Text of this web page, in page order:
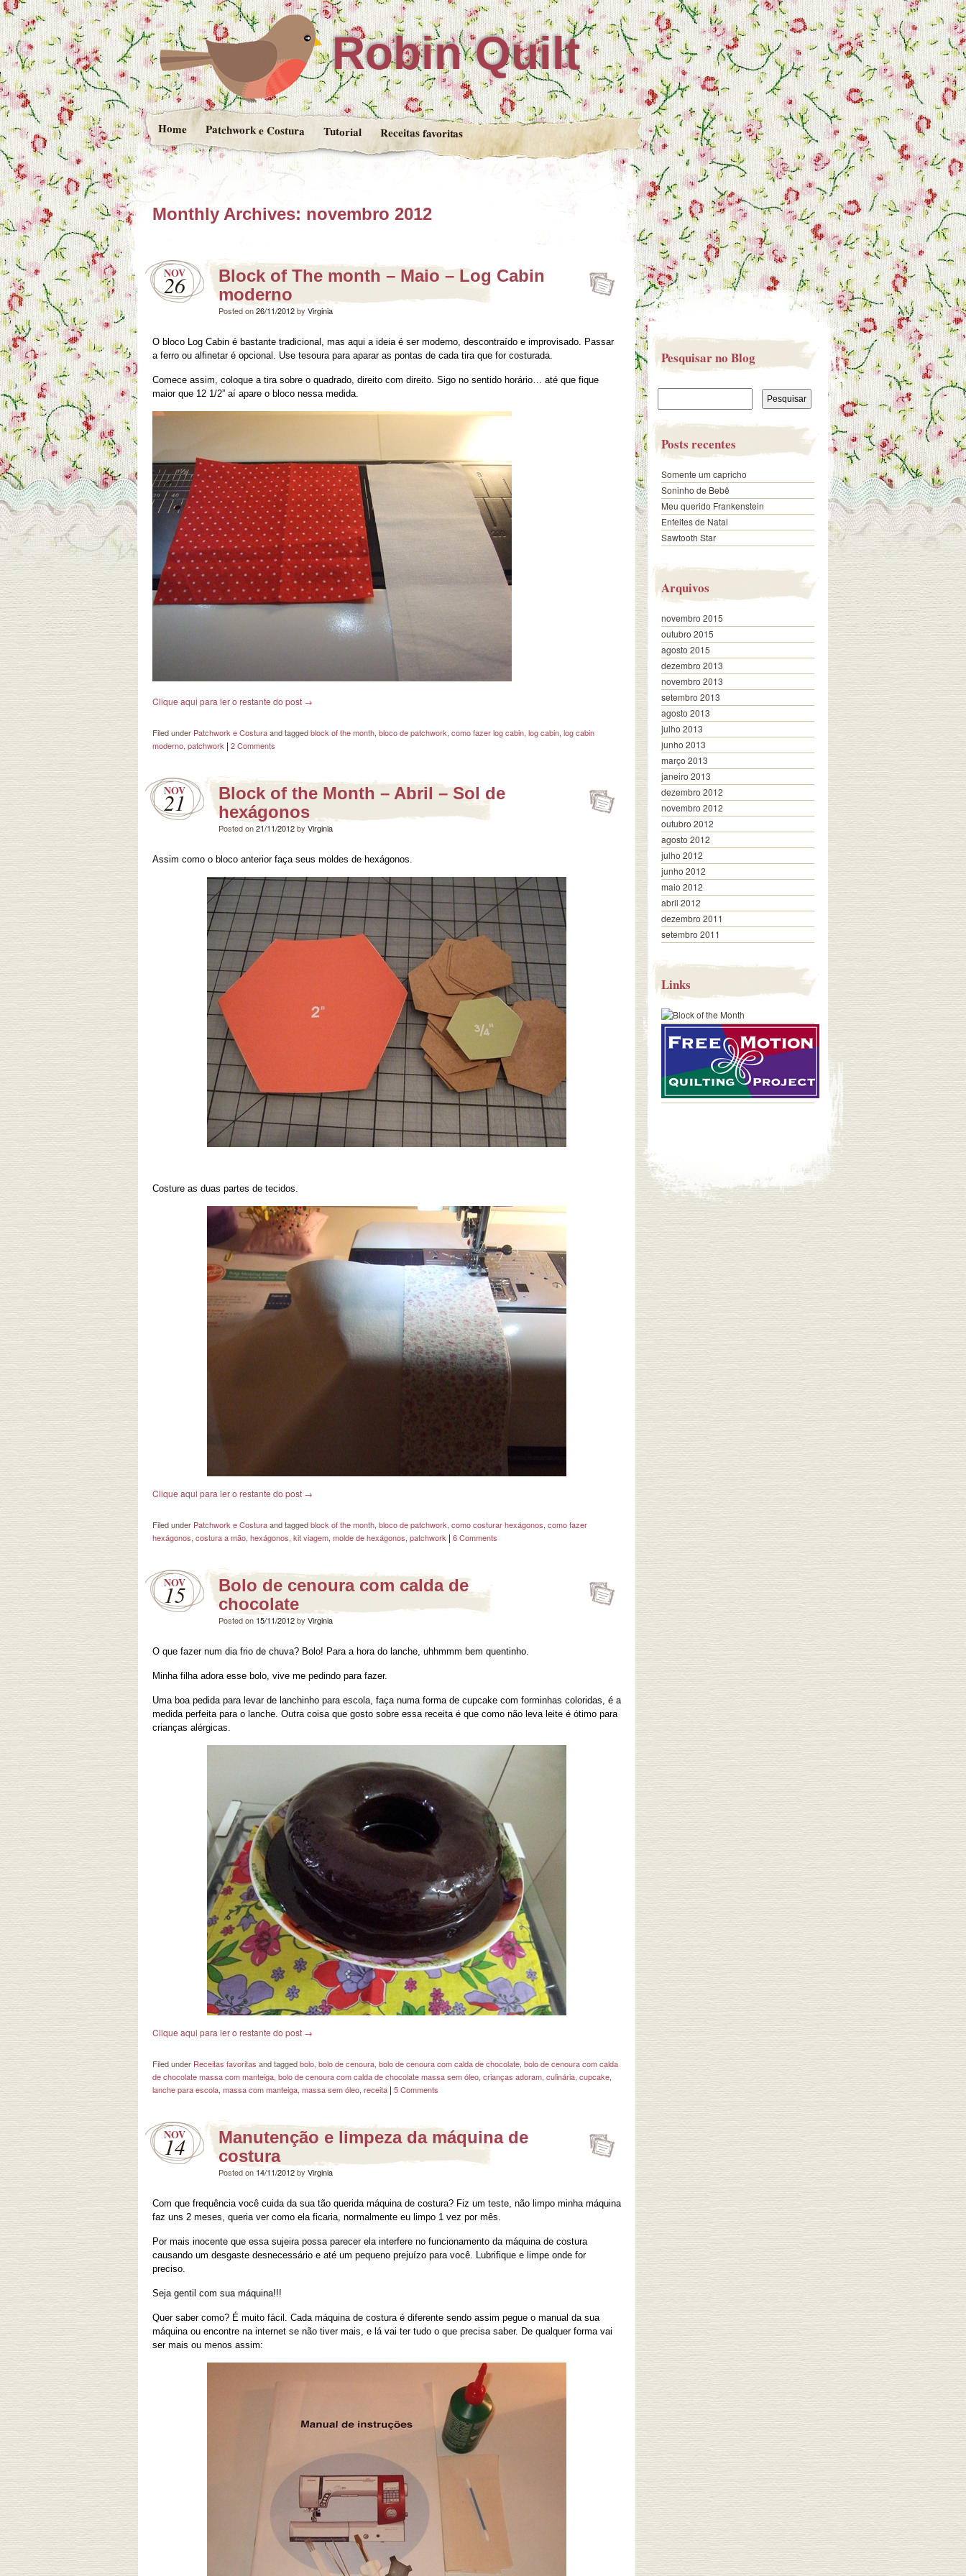
Robin Quilt
Home Patchwork e Costura Tutorial Receitas favoritas
Monthly Archives: novembro 2012
NOV
26
Block of The month – Maio – Log Cabin
moderno
Posted on26/11/2012by Virginia
O bloco Log Cabin é bastante tradicional, mas aqui a ideia é ser moderno, descontraído e improvisado. Passar
a ferro ou alfinetar é opcional. Use tesoura para aparar as pontas de cada tira que for costurada.
Comece assim, coloque a tira sobre o quadrado, direito com direito. Sigo no sentido horário… até que fique
maior que 12 1/2” aí apare o bloco nessa medida.
Clique aqui para ler o restante do post →
Filed under Patchwork e Costuraand taggedblock of the month, bloco de patchwork, como fazer log cabin, log cabin, log cabin
moderno, patchwork | 2 Comments
NOV
21
Block of the Month – Abril – Sol de
hexágonos
Posted on21/11/2012by Virginia
Assim como o bloco anterior faça seus moldes de hexágonos.
Costure as duas partes de tecidos.
Clique aqui para ler o restante do post →
Filed under Patchwork e Costuraand taggedblock of the month, bloco de patchwork, como costurar hexágonos, como fazer
hexágonos, costura a mão, hexágonos, kit viagem, molde de hexágonos, patchwork | 6 Comments
NOV
15
Bolo de cenoura com calda de
chocolate
Posted on 15/11/2012by Virginia
O que fazer num dia frio de chuva? Bolo! Para a hora do lanche, uhhmmm bem quentinho.
Minha filha adora esse bolo, vive me pedindo para fazer.
Uma boa pedida para levar de lanchinho para escola, faça numa forma de cupcake com forminhas coloridas, é a
medida perfeita para o lanche. Outra coisa que gosto sobre essa receita é que como não leva leite é ótimo para
crianças alérgicas.
Clique aqui para ler o restante do post →
Filed under Receitas favoritas and taggedbolo, bolo de cenoura, bolo de cenoura com calda de chocolate, bolo de cenoura com calda
de chocolate massa com manteiga, bolo de cenoura com calda de chocolate massa sem óleo, crianças adoram, culinária, cupcake,
lanche para escola, massa com manteiga, massa sem óleo, receita | 5 Comments
NOV
14
Manutenção e limpeza da máquina de
costura
Posted on 14/11/2012by Virginia
Com que frequência você cuida da sua tão querida máquina de costura? Fiz um teste, não limpo minha máquina
faz uns 2 meses, queria ver como ela ficaria, normalmente eu limpo 1 vez por mês.
Por mais inocente que essa sujeira possa parecer ela interfere no funcionamento da máquina de costura
causando um desgaste desnecessário e até um pequeno prejuízo para você. Lubrifique e limpe onde for
preciso.
Seja gentil com sua máquina!!!
Quer saber como? É muito fácil. Cada máquina de costura é diferente sendo assim pegue o manual da sua
máquina ou encontre na internet se não tiver mais, e lá vai ter tudo o que precisa saber. De qualquer forma vai
ser mais ou menos assim:
Pesquisar no Blog
Pesquisar
Posts recentes
Somente um capricho
Soninho de Bebê
Meu querido Frankenstein
Enfeites de Natal
Sawtooth Star
Arquivos
novembro 2015
outubro 2015
agosto 2015
dezembro 2013
novembro 2013
setembro 2013
agosto 2013
julho 2013
junho 2013
março 2013
janeiro 2013
dezembro 2012
novembro 2012
outubro 2012
agosto 2012
julho 2012
junho 2012
maio 2012
abril 2012
dezembro 2011
setembro 2011
Links